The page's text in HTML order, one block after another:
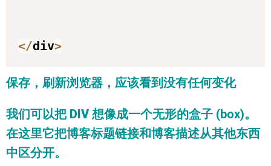
</div>
保存，刷新浏览器，应该看到没有任何变化
我们可以把 DIV想像成一个无形的盒子 (box)。
在这里它把博客标题链接和博客描述从其他东西
中区分开。